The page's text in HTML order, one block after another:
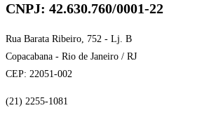
CNPJ: 42.630.760/0001-22
Rua Barata Ribeiro, 752 - Lj. B
Copacabana - Rio de Janeiro / RJ
CEP: 22051-002
(21) 2255-1081